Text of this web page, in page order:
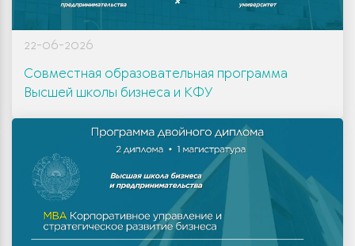
22-06-2026
Совместная образовательная программа
Высшей школы бизнеса и КФУ